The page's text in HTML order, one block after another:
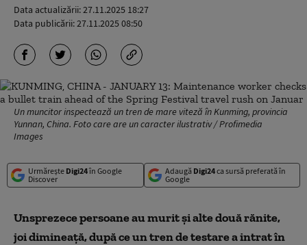
Data actualizării:27.11.2025 18:27
Data publicării:27.11.2025 08:50
Un muncitor inspectează un tren de mare viteză în Kunming, provincia
Yunnan, China. Foto care are un caracter ilustrativ / Profimedia
Images
Urmărește Digi24în Google
Discover
Adaugă Digi24ca sursă preferată în
Google
Unsprezece persoane au murit și alte două rănite,
joi dimineață, după ce un tren de testare a intrat în